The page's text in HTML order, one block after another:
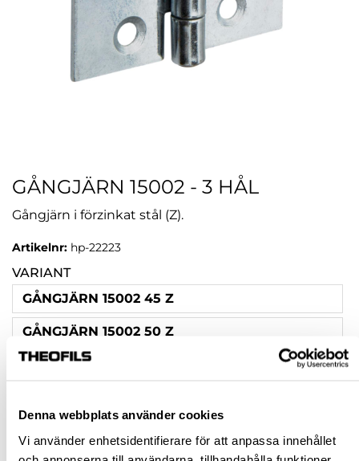
Denna webbplats använder cookies
Vi använder enhetsidentifierare för att anpassa innehållet
GÅNGJÄRN 15002 - 3 HÅL
Gångjärn i förzinkat stål (Z).
Artikelnr: hp-22223
VARIANT
GÅNGJÄRN 15002 45 Z
GÅNGJÄRN 15002 50 Z